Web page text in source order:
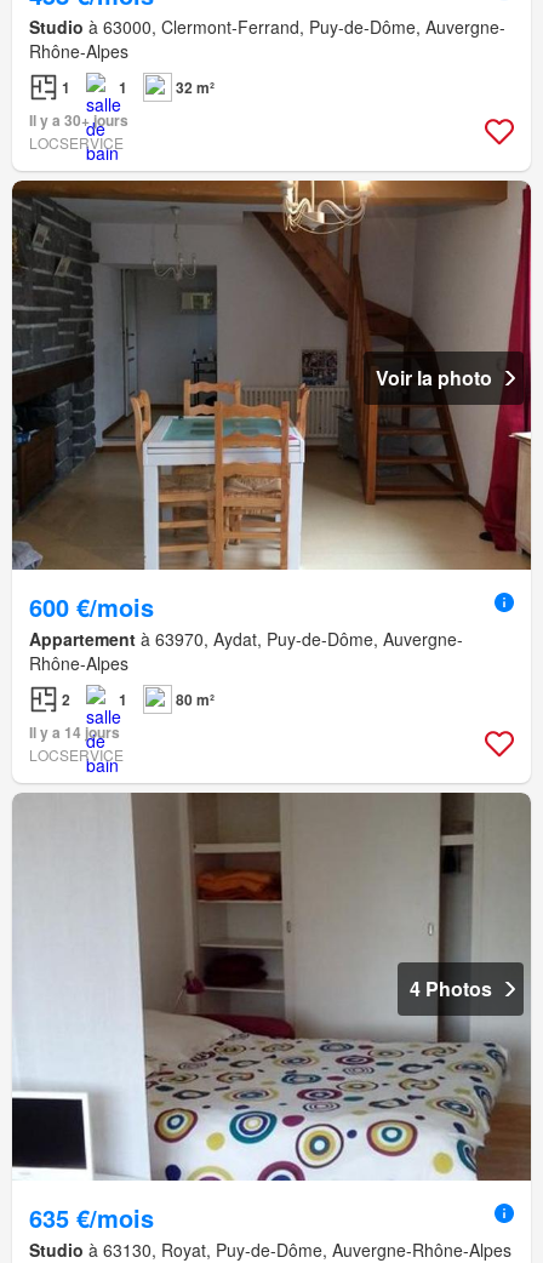
Studio à 63000, Clermont-Ferrand, Puy-de-Dôme, Auvergne-
Rhône-Alpes
1 1
32 m²
Il y a 30+ jours
LOCSERVICE
Voir la photo
600 €/mois
Appartement à 63970, Aydat, Puy-de-Dôme, Auvergne-
Rhône-Alpes
2 1
80 m²
Il y a 14 jours
LOCSERVICE
4 Photos
635 €/mois
Studio à 63130, Royat, Puy-de-Dôme, Auvergne-Rhône-Alpes